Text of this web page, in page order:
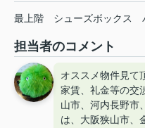
最上階 シューズボックス
担当者のコメント
オススメ物件見て
家賃、礼金等の交
山市、河内長野市
は、大阪狭山市、